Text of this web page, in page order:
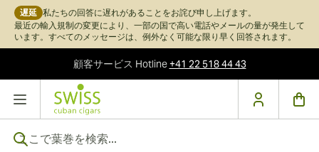
遅延 私たちの回答に遅れがあることをお詫び申し上げます。
最近の輸入規制の変更により、一部の国で高い電話やメールの量が発生して
います。すべてのメッセージは、例外なく可能な限り早く回答されます。
顧客サービス Hotline+41 22 518 44 43
コンテンツにスキップ